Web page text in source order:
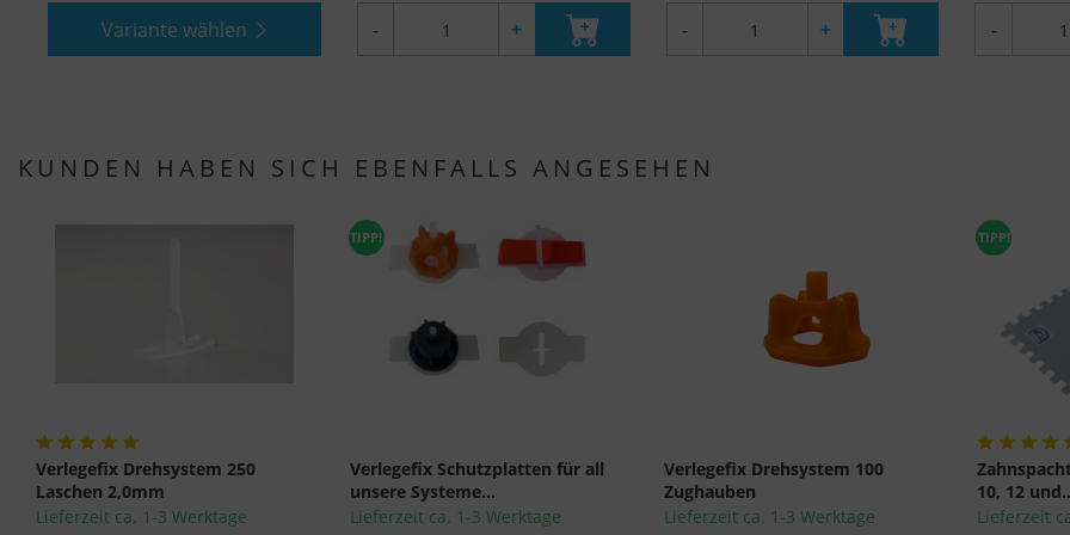
Variante wählen - + - + -
KUNDEN HABEN SICH EBENFALLS ANGESEHEN
Verlegefix Drehsystem 250
Laschen 2,0mm
Lieferzeit ca. 1-3 Werktage
TIPP!
Verlegefix Schutzplatten für all
unsere Systeme...
Lieferzeit ca. 1-3 Werktage
Verlegefix Drehsystem 100
Zughauben
Lieferzeit ca. 1-3 Werktage
TIPP!
10, 12
Lieferzeit
nach EU-Standards unzureichenden Datenschutzniveau eingestuft.
beschriebene Übertragung nicht statt.